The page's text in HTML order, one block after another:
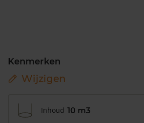
Kenmerken
Wijzigen
Inhoud 10 m3